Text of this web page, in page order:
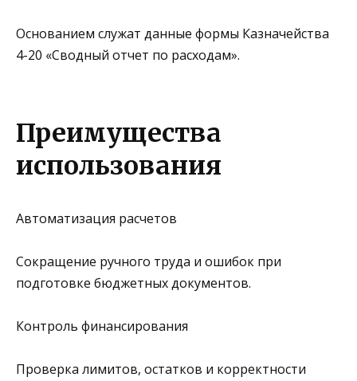
Основанием служат данные формы Казначейства
4-20 «Сводный отчет по расходам».
Преимущества
использования
Автоматизация расчетов
Сокращение ручного труда и ошибок при
подготовке бюджетных документов.
Контроль финансирования
Проверка лимитов, остатков и корректности